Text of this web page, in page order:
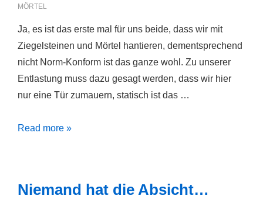
MÖRTEL
Ja, es ist das erste mal für uns beide, dass wir mit
Ziegelsteinen und Mörtel hantieren, dementsprechend
nicht Norm-Konform ist das ganze wohl. Zu unserer
Entlastung muss dazu gesagt werden, dass wir hier
nur eine Tür zumauern, statisch ist das …
Quellmörtel
Read more »
Niemand hat die Absicht…